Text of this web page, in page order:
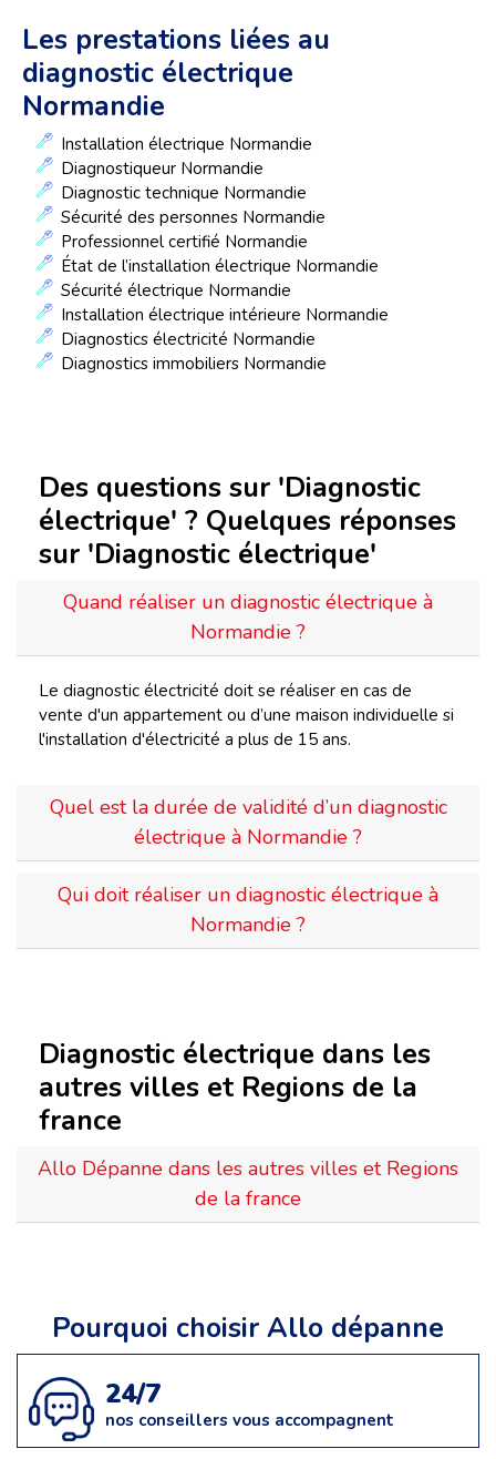
Les prestations liées au
diagnostic électrique
Normandie
Installation électrique Normandie
Diagnostiqueur Normandie
Diagnostic technique Normandie
Sécurité des personnes Normandie
Professionnel certifié Normandie
État de l’installation électrique Normandie
Sécurité électrique Normandie
Installation électrique intérieure Normandie
Diagnostics électricité Normandie
Diagnostics immobiliers Normandie
Des questions sur 'Diagnostic
électrique' ? Quelques réponses
sur 'Diagnostic électrique'
Quand réaliser un diagnostic électrique à
Normandie ?
Le diagnostic électricité doit se réaliser en cas de
vente d'un appartement ou d’une maison individuelle si
l'installation d'électricité a plus de 15 ans.
Quel est la durée de validité d’un diagnostic
électrique à Normandie ?
Qui doit réaliser un diagnostic électrique à
Normandie ?
Diagnostic électrique dans les
autres villes et Regions de la
france
Allo Dépanne dans les autres villes et Regions
de la france
Pourquoi choisir Allo dépanne
24/7
nos conseillers vous accompagnent